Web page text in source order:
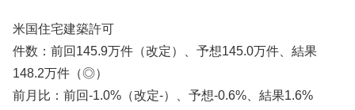
米国住宅建築許可
件数：前回145.9万件（改定）、予想145.0万件、結果
148.2万件（◎）
前月比：前回-1.0%（改定-）、予想-0.6%、結果1.6%